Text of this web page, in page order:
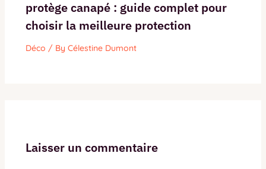
protège canapé : guide complet pour
choisir la meilleure protection
Déco / By Célestine Dumont
Laisser un commentaire